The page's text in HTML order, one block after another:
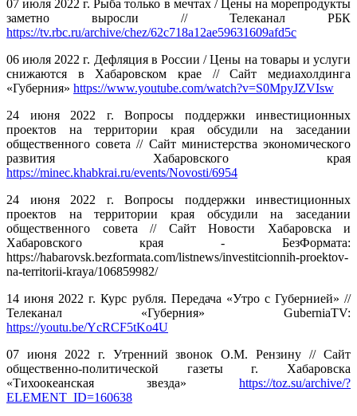
07 июля 2022 г. Рыба только в мечтах / Цены на морепродукты
заметно выросли // Телеканал РБК
https://tv.rbc.ru/archive/chez/62c718a12ae59631609afd5c
06 июля 2022 г. Дефляция в России / Цены на товары и услуги
снижаются в Хабаровском крае // Сайт медиахолдинга
«Губерния» https://www.youtube.com/watch?v=S0MpyJZVIsw
24 июня 2022 г. Вопросы поддержки инвестиционных
проектов на территории края обсудили на заседании
общественного совета // Сайт министерства экономического
развития Хабаровского края
https://minec.khabkrai.ru/events/Novosti/6954
24 июня 2022 г. Вопросы поддержки инвестиционных
проектов на территории края обсудили на заседании
общественного совета // Сайт Новости Хабаровска и
Хабаровского края - БезФормата:
https://habarovsk.bezformata.com/listnews/investitcionnih-proektov-
na-territorii-kraya/106859982/
14 июня 2022 г. Курс рубля. Передача «Утро с Губернией» //
Телеканал «Губерния» GuberniaTV:
https://youtu.be/YcRCF5tKo4U
07 июня 2022 г. Утренний звонок О.М. Рензину // Сайт
общественно-политической газеты г. Хабаровска
«Тихоокеанская звезда» https://toz.su/archive/?
ELEMENT_ID=160638